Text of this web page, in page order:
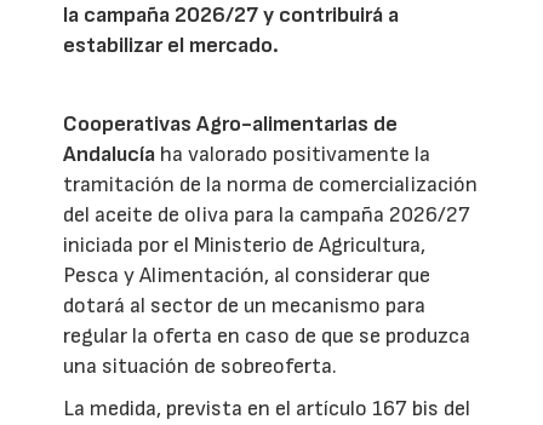
la campaña 2026/27 y contribuirá a
estabilizar el mercado.
Cooperativas Agro-alimentarias de
Andalucía ha valorado positivamente la
tramitación de la norma de comercialización
del aceite de oliva para la campaña 2026/27
iniciada por el Ministerio de Agricultura,
Pesca y Alimentación, al considerar que
dotará al sector de un mecanismo para
regular la oferta en caso de que se produzca
una situación de sobreoferta.
La medida, prevista en el artículo 167 bis del